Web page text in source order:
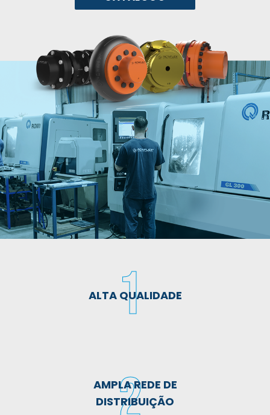
ALTAQUALIDADE
AMPLA REDE DE
DISTRIBUIÇÃO